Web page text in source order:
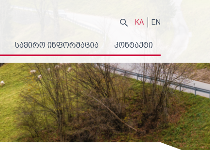
KA EN
საჭირო ინფორმაცია კონტაქტი